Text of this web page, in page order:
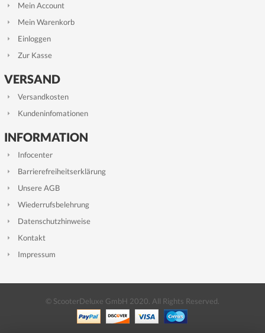
Mein Account
Mein Warenkorb
Einloggen
Zur Kasse
VERSAND
Versandkosten
Kundeninfomationen
INFORMATION
Infocenter
Barrierefreiheitserklärung
Unsere AGB
Wiederrufsbelehrung
Datenschutzhinweise
Kontakt
Impressum
© ScooterDeluxe GmbH 2020. All Rights Reserved.